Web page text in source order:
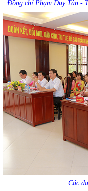
Đồng chí Phạm Duy Tân -
Các